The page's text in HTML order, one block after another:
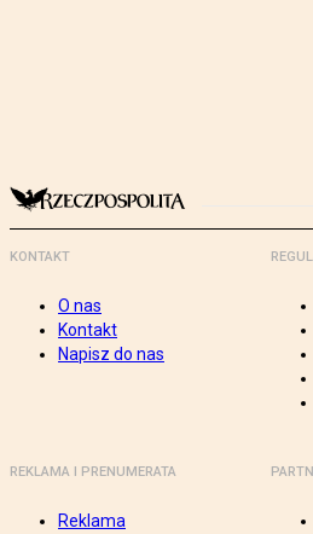
KONTAKT
O nas
Kontakt
Napisz do nas
REKLAMA I PRENUMERATA
Reklama